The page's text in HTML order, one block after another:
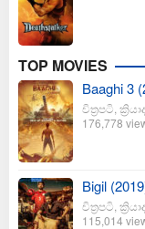
TOP MOVIES
Baaghi 3
චිත්‍රපටි
176,778
Bigil
චිත්‍රපටි
115,014